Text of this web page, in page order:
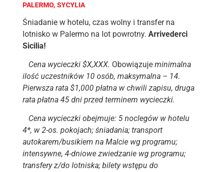
PALERMO, SYCYLIA
Śniadanie w hotelu, czas wolny i transfer na
lotnisko w Palermo na lot powrotny. Arrivederci
Sicilia!
Cena wycieczki $X,XXX. Obowiązujeminimalna
ilość uczestników 10 osób, maksymalna – 14.
Pierwsza rata $1,000 płatna w chwili zapisu, druga
rata płatna 45 dni przed terminem wycieczki.
Cena wycieczki obejmuje: 5 noclegów w hotelu
4*, w 2-os. pokojach; śniadania; transport
autokarem/busikiem na Malcie wg programu;
intensywne, 4-dniowe zwiedzanie wg programu;
transfery z/do lotniska; bilety wstępu do